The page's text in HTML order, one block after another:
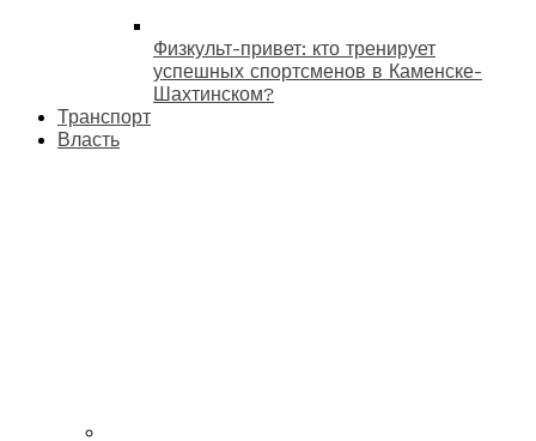
Физкульт-привет: кто тренирует
успешных спортсменов в Каменске-
Шахтинском?
Транспорт
Власть